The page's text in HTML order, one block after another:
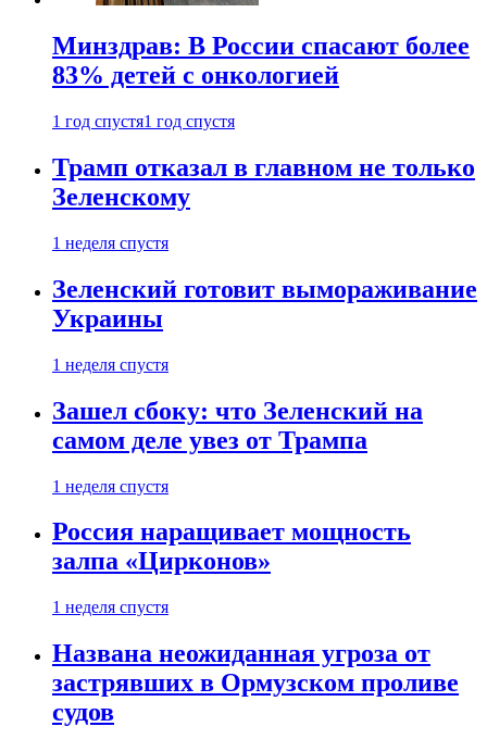
Минздрав: В России спасают более
83% детей с онкологией
1 год спустя1 год спустя
Трамп отказал в главном не только
Зеленскому
1 неделя спустя
Зеленский готовит вымораживание
Украины
1 неделя спустя
Зашел сбоку: что Зеленский на
самом деле увез от Трампа
1 неделя спустя
Россия наращивает мощность
залпа «Цирконов»
1 неделя спустя
Названа неожиданная угроза от
застрявших в Ормузском проливе
судов